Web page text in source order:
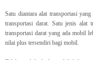
Satu diantara alat transportasi
transportasi darat. Satu jenis alat
transportasi darat yang ada mobil
nilai plus tersendiri bagi mobil.